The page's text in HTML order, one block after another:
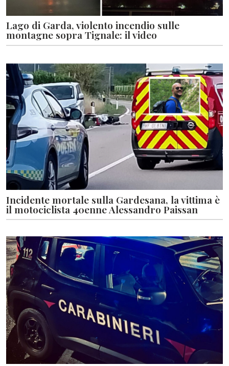
Lago di Garda, violento incendio sulle
montagne sopra Tignale: il video
Incidente mortale sulla Gardesana, la vittima è
il motociclista 40enne Alessandro Paissan